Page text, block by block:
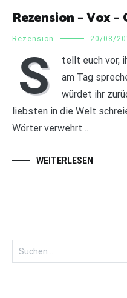
Rezension – Vox
Rezension 20/08/
S
tellt euch vor,
am Tag
würdet ihr
liebsten in die Welt
Wörter verwehrt…
WEITERLESEN
nach: